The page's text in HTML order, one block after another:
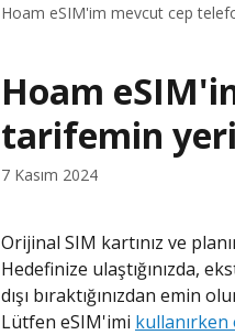
Hoam eSIM'im mevcut cep
Hoam
tarifemin
7 Kasım 2024
Orijinal SIM kartınız ve
Hedefinize ulaştığınızda,
dışı bıraktığınızdan emin
Lütfen eSIM'imi kullanırken